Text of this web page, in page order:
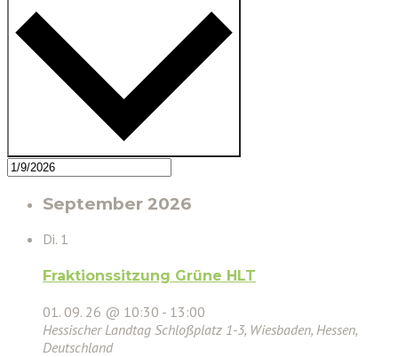
September 2026
Di. 1
Fraktionssitzung Grüne HLT
01. 09. 26 @ 10:30 - 13:00
Hessischer Landtag Schloßplatz 1-3, Wiesbaden, Hessen,
Deutschland